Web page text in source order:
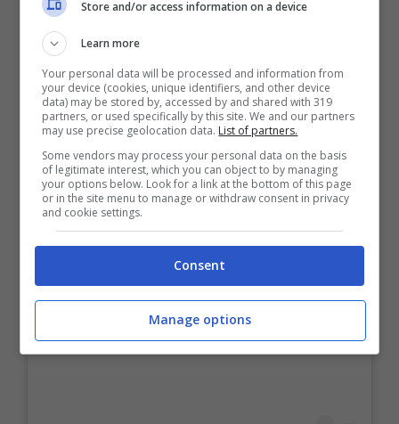
Visualizza questo post su Instagram
Store and/or access information on a device
Learn more
Your personal data will be processed and information from
your device (cookies, unique identifiers, and other device
data) may be stored by, accessed by and shared with 319
partners, or used specifically by this site. We and our partners
may use precise geolocation data. List of partners.
Some vendors may process your personal data on the basis
of legitimate interest, which you can object to by managing
your options below. Look for a link at the bottom of this page
or in the site menu to manage or withdraw consent in privacy
and cookie settings.
Consent
Manage options